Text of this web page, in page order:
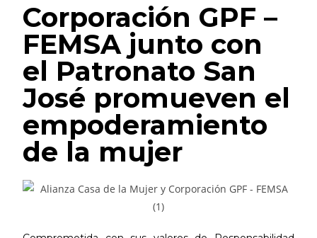
Corporación GPF –
FEMSA junto con
el Patronato San
José promueven el
empoderamiento
de la mujer